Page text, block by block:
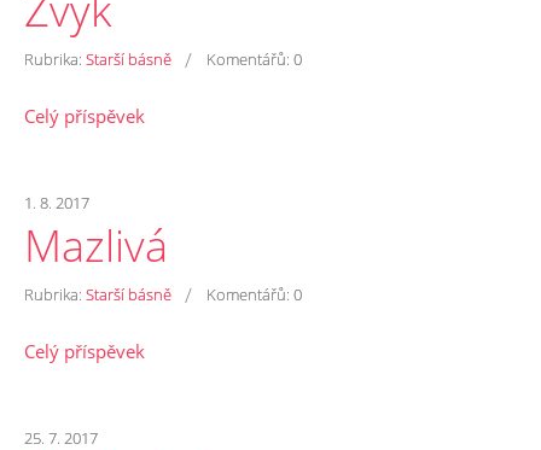
Rubrika: Starší básně / Komentářů: 0
Celý příspěvek
1. 8. 2017
Mazlivá
Rubrika: Starší básně / Komentářů: 0
Celý příspěvek
25. 7. 2017